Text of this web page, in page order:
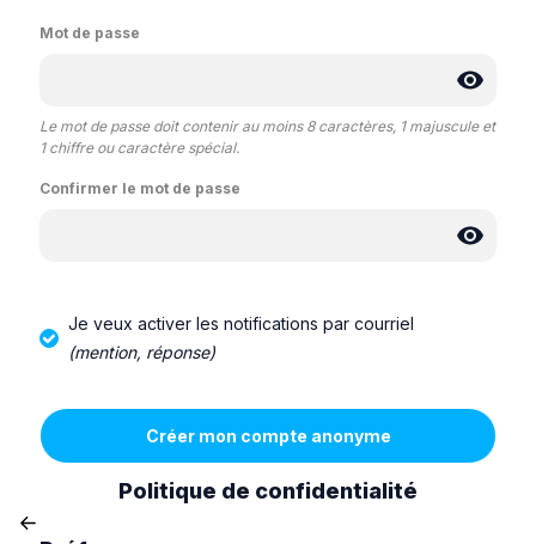
Mot de passe
Le mot de passe doit contenir au moins 8 caractères, 1 majuscule et
1 chiffre ou caractère spécial.
Confirmer le mot de passe
Je veux activer les notifications par courriel
(mention, réponse)
Politique de confidentialité